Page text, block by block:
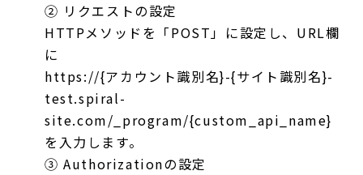
② リクエストの設定
HTTPメソッドを「POST」に設定し、URL欄
に
https://{アカウント識別名}-{サイト識別名}-
test.spiral-
site.com/_program/{custom_api_name}
を入力します。
③ Authorizationの設定